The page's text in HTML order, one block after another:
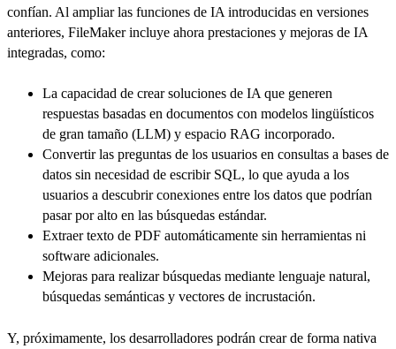
confían. Al ampliar las funciones de IA introducidas en versiones
anteriores, FileMaker incluye ahora prestaciones y mejoras de IA
integradas, como:
La capacidad de crear soluciones de IA que generen
respuestas basadas en documentos con modelos lingüísticos
de gran tamaño (LLM) y espacio RAG incorporado.
Convertir las preguntas de los usuarios en consultas a bases de
datos sin necesidad de escribir SQL, lo que ayuda a los
usuarios a descubrir conexiones entre los datos que podrían
pasar por alto en las búsquedas estándar.
Extraer texto de PDF automáticamente sin herramientas ni
software adicionales.
Mejoras para realizar búsquedas mediante lenguaje natural,
búsquedas semánticas y vectores de incrustación.
Y, próximamente, los desarrolladores podrán crear de forma nativa